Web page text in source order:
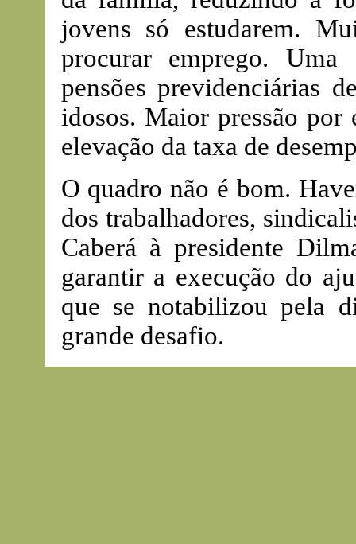
jovens só estudarem.
procurar emprego.
pensões previdenciárias
idosos. Maior pressão
elevação da taxa de
O quadro não é bom.
dos trabalhadores,
Caberá à presidente
garantir a execução do
que se notabilizou pela
grande desafio.